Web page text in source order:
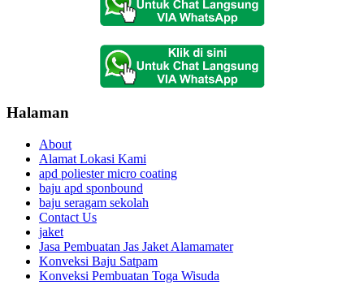
Halaman
About
Alamat Lokasi Kami
apd poliester micro coating
baju apd sponbound
baju seragam sekolah
Contact Us
jaket
Jasa Pembuatan Jas Jaket Alamamater
Konveksi Baju Satpam
Konveksi Pembuatan Toga Wisuda